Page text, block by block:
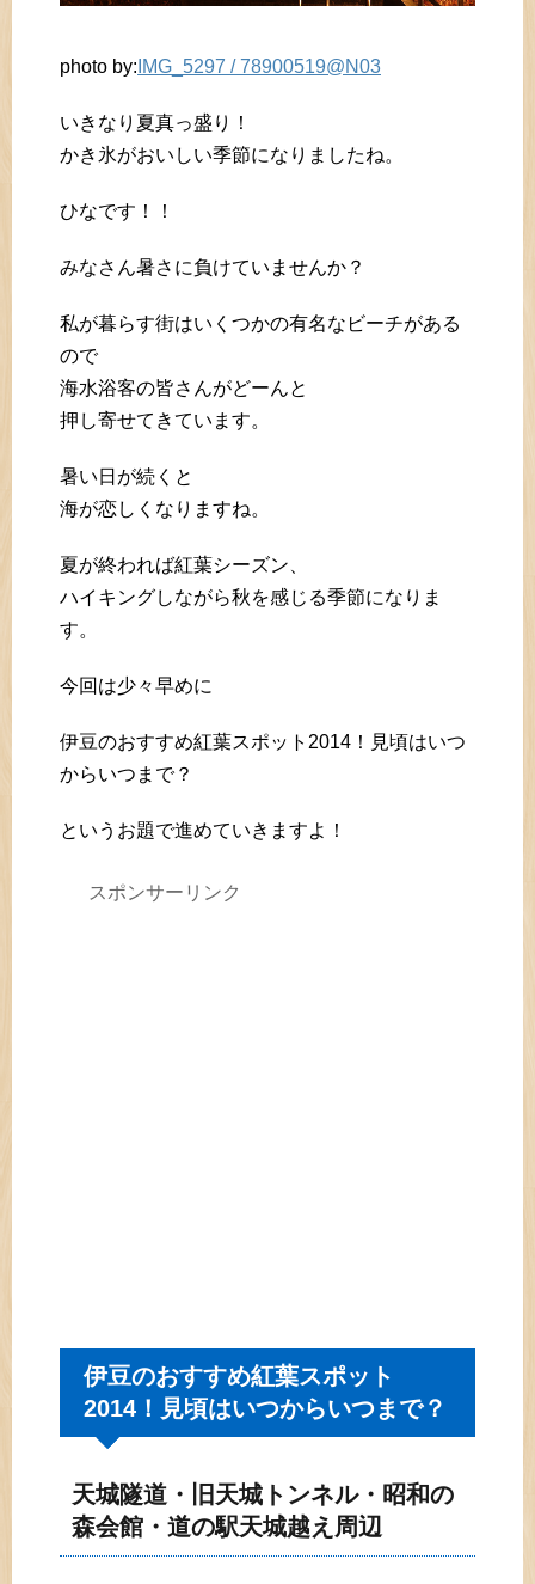
photo by: IMG_5297 / 78900519@N03
いきなり夏真っ盛り！
かき氷がおいしい季節になりましたね。
ひなです！！
みなさん暑さに負けていませんか？
私が暮らす街はいくつかの有名なビーチがある
ので
海水浴客の皆さんがどーんと
押し寄せてきています。
暑い日が続くと
海が恋しくなりますね。
夏が終われば紅葉シーズン、
ハイキングしながら秋を感じる季節になりま
す。
今回は少々早めに
伊豆のおすすめ紅葉スポット2014！見頃はいつ
からいつまで？
というお題で進めていきますよ！
スポンサーリンク
伊豆のおすすめ紅葉スポット
2014！見頃はいつからいつまで？
天城隧道・旧天城トンネル・昭和の
森会館・道の駅天城越え周辺